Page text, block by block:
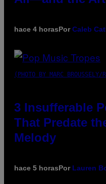
hace 4 horasPorCaleb
(PHOTO BY MARC BROUSSELY/
3 Insufferable
That Predate
Melody
hace 5 horasPor Lauren